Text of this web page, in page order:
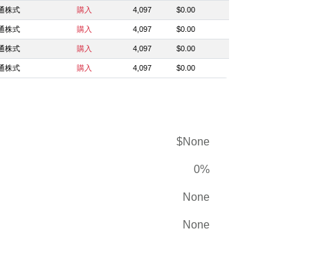
株式 購入 4,097 $0.00
株式 購入 4,097 $0.00
株式 購入 4,097 $0.00
株式 購入 4,097 $0.00
$None
0%
None
None